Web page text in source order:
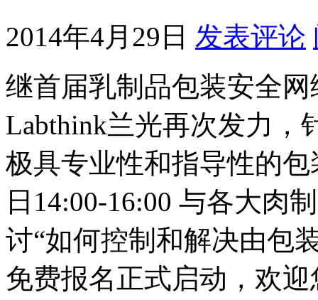
2014年4月29日 发表评论
继首届乳制品包装安全
Labthink兰光再次发力，
极具专业性和指导性的
日14:00-16:00 与各大肉
讨“如何控制和解决由包
免费报名正式启动，欢迎